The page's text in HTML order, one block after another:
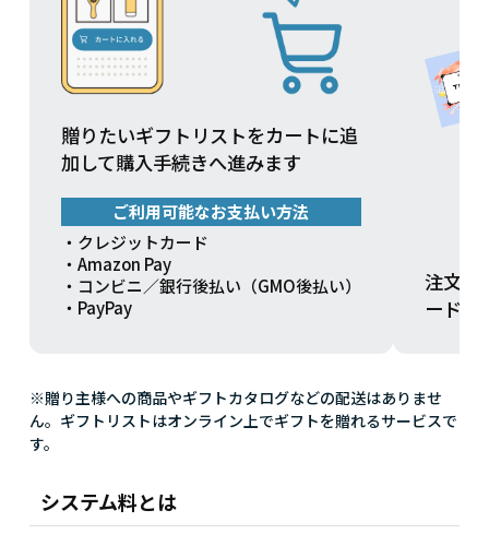
贈りたいギフトリストをカートに追
加して購入手続きへ進みます
ご利用可能なお支払い方法
・クレジットカード
・Amazon Pay
・コンビニ／銀行後払い（GMO後払い）
・PayPay
注文方
ードを
※贈り主様への商品やギフトカタログなどの配送はありませ
ん。ギフトリストはオンライン上でギフトを贈れるサービスで
す。
システム料とは